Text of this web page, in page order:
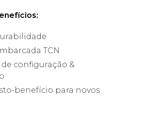
TCN
configuração &
benefício para novos